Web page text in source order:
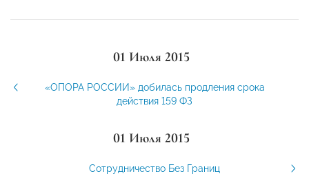
01 Июля 2015
«ОПОРА РОССИИ» добилась продления срока
действия 159 ФЗ
01 Июля 2015
Сотрудничество Без Границ